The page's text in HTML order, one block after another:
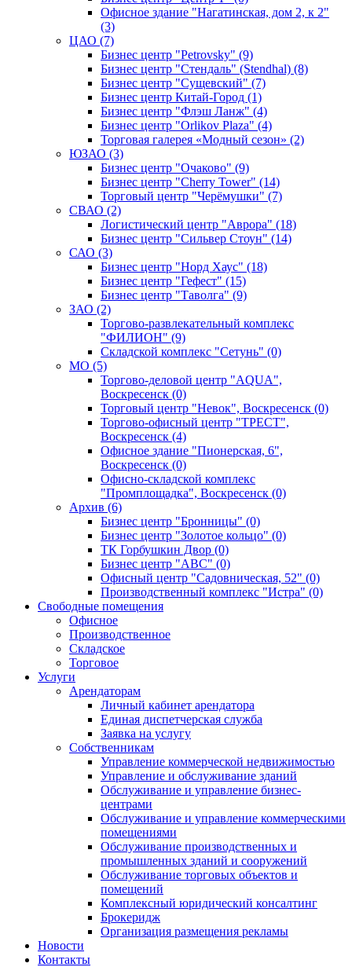
Офисное здание "Нагатинская, дом 2, к 2"
(3)
ЦАО (7)
Бизнес центр "Petrovsky" (9)
Бизнес центр "Стендаль" (Stendhal) (8)
Бизнес центр "Сущевский" (7)
Бизнес центр Китай-Город (1)
Бизнес центр "Флэш Ланж" (4)
Бизнес центр "Orlikov Plaza" (4)
Торговая галерея «Модный сезон» (2)
ЮЗАО (3)
Бизнес центр "Очаково" (9)
Бизнес центр "Cherry Tower" (14)
Торговый центр "Черёмушки" (7)
СВАО (2)
Логистический центр "Аврора" (18)
Бизнес центр "Сильвер Стоун" (14)
САО (3)
Бизнес центр "Норд Хаус" (18)
Бизнес центр "Гефест" (15)
Бизнес центр "Таволга" (9)
ЗАО (2)
Торгово-развлекательный комплекс
"ФИЛИОН" (9)
Складской комплекс "Сетунь" (0)
MO (5)
Торгово-деловой центр "AQUA",
Воскресенск (0)
Торговый центр "Невок", Воскресенск (0)
Торгово-офисный центр "ТРЕСТ",
Воскресенск (4)
Офисное здание "Пионерская, 6",
Воскресенск (0)
Офисно-складской комплекс
"Промплощадка", Воскресенск (0)
Архив (6)
Бизнес центр "Бронницы" (0)
Бизнес центр "Золотое кольцо" (0)
ТК Горбушкин Двор (0)
Бизнес центр "АВС" (0)
Офисный центр "Садовническая, 52" (0)
Производственный комплекс "Истра" (0)
Свободные помещения
Офисное
Производственное
Складское
Торговое
Услуги
Арендаторам
Личный кабинет арендатора
Единая диспетчерская служба
Заявка на услугу
Собственникам
Управление коммерческой недвижимостью
Управление и обслуживание зданий
Обслуживание и управление бизнес-
центрами
Обслуживание и управление коммерческими
помещениями
Обслуживание производственных и
промышленных зданий и сооружений
Обслуживание торговых объектов и
помещений
Комплексный юридический консалтинг
Брокеридж
Организация размещения рекламы
Новости
Контакты